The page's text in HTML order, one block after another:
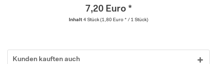
7,20 Euro *
Inhalt 4 Stück (1,80 Euro * / 1 Stück)
Kunden kauften auch